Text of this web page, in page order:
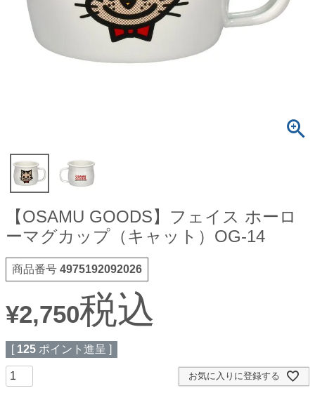
【OSAMU GOODS】フェイス ホーロ
ーマグカップ（キャット）OG-14
商品番号 4975192092026
¥2,750税込
[ 125 ポイント進呈 ]
お気に入りに登録する